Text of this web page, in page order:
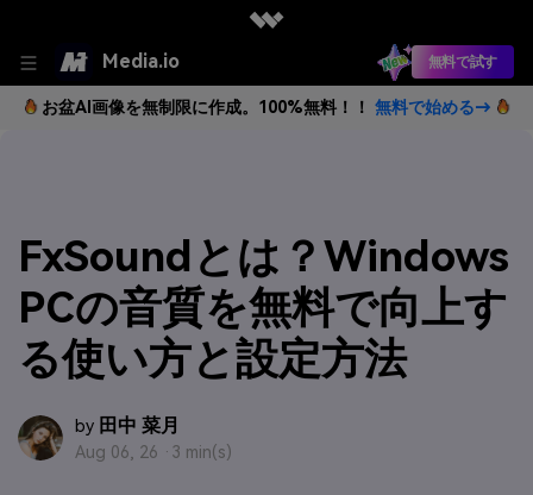
Media.io 無料で試す
お盆AI画像を無制限に作成。100%無料！！ 無料で始める→
FxSoundとは？Windows
PCの音質を無料で向上す
る使い方と設定方法
by 田中 菜月
Aug 06, 26 · 3 min(s)